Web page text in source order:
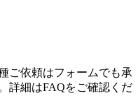
ご依頼はフォームでも承
詳細はFAQをご確認くだ